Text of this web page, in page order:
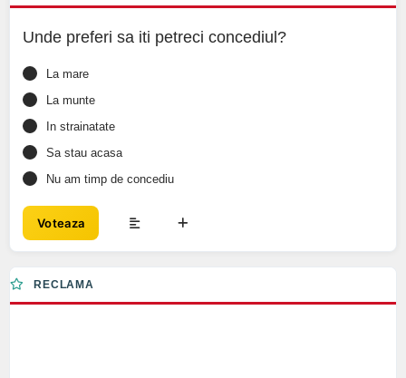
Unde preferi sa iti petreci concediul?
La mare
La munte
In strainatate
Sa stau acasa
Nu am timp de concediu
Voteaza
RECLAMA